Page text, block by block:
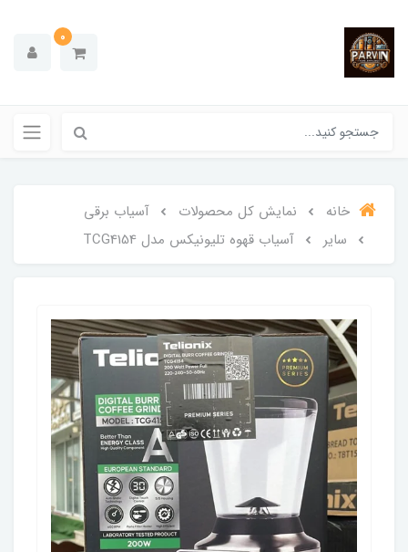
0
خانه نمایش کل محصولات
آسیاب برقی
سایر
آسیاب قهوه تلیونیکس مدل TCG4154